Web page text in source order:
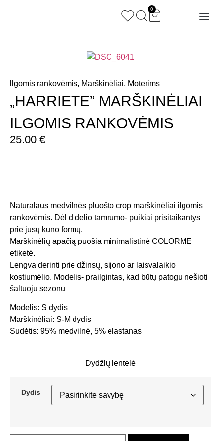
0
llgomis rankovėmis, Marškinėliai, Moterims
„HARRIETE” MARŠKINĖLIAI
ILGOMIS RANKOVĖMIS
25.00 €
Dydžių lentelė
Natūralaus medvilnės pluošto crop marškinėliai ilgomis
rankovėmis. Dėl didelio tamrumo- puikiai prisitaikantys
prie jūsų kūno formų.
Marškinėlių apačią puošia minimalistinė COLORME
etiketė.
Lengva derinti prie džinsų, sijono ar laisvalaikio
kostiumėlio. Modelis- prailgintas, kad būtų patogu nešioti
šaltuoju sezonu
Modelis: S dydis
Marškinėliai: S-M dydis
Sudėtis: 95% medvilnė, 5% elastanas
Dydis